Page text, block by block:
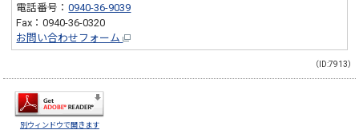
電話番号：0940-36-9039
Fax：0940-36-0320
お問い合わせフォーム
（ID:7913）
別ウィンドウで開きます